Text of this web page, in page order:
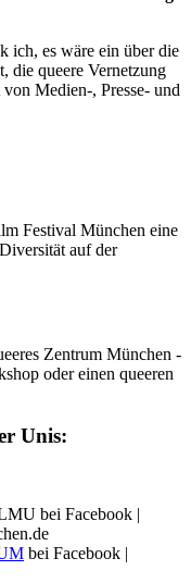
ich, es wäre ein über die
die queere Vernetzung
Medien-, Presse- und
Festival München eine
auf der
Zentrum München -
oder einen queeren
Unis:
bei Facebook |
bei Facebook |